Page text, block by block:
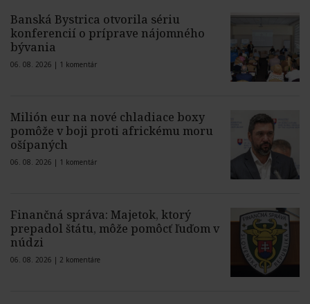
Banská Bystrica otvorila sériu
konferencií o príprave nájomného
bývania
06. 08. 2026 | 1 komentár
Milión eur na nové chladiace boxy
pomôže v boji proti africkému moru
ošípaných
06. 08. 2026 | 1 komentár
Finančná správa: Majetok, ktorý
prepadol štátu, môže pomôcť ľuďom v
núdzi
06. 08. 2026 | 2 komentáre